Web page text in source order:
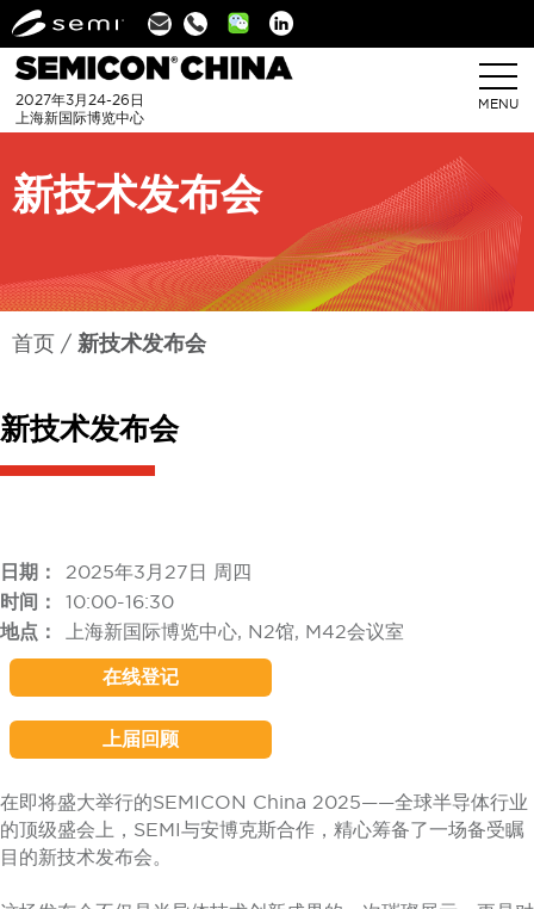
Linkedin
2027年3月24-26日
上海新国际博览中心
MENU
新技术发布会
首页 新技术发布会
新技术发布会
日期：
2025年3月27日 周四
时间：
10:00-16:30
地点：
上海新国际博览中心, N2馆, M42会议室
在线登记
上届回顾
在即将盛大举行的SEMICON China 2025——全球半导体行业
的顶级盛会上，SEMI与安博克斯合作，精心筹备了一场备受瞩
目的新技术发布会。